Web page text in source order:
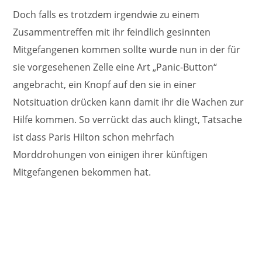
Doch falls es trotzdem irgendwie zu einem
Zusammentreffen mit ihr feindlich gesinnten
Mitgefangenen kommen sollte wurde nun in der für
sie vorgesehenen Zelle eine Art „Panic-Button“
angebracht, ein Knopf auf den sie in einer
Notsituation drücken kann damit ihr die Wachen zur
Hilfe kommen. So verrückt das auch klingt, Tatsache
ist dass Paris Hilton schon mehrfach
Morddrohungen von einigen ihrer künftigen
Mitgefangenen bekommen hat.